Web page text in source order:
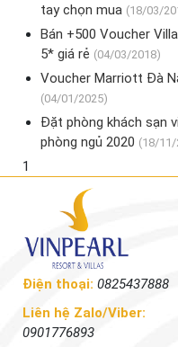
tay chọn mua (18/03/
Bán +500 Voucher
5* giá rẻ (04/03/2018)
Voucher Marriott Đà
(04/01/2025)
Đặt phòng khách sạn
phòng ngủ 2020 (18/11/
1
Điện thoại: 0825437888
Liên hệ Zalo/Viber:
0901776893